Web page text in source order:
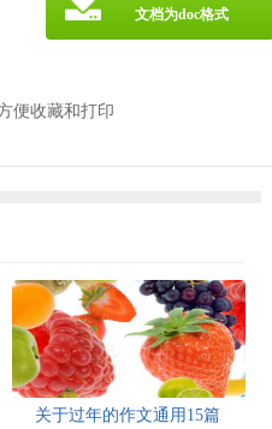
便收藏和打印
文档为doc格式
关于过年的作文通用15篇